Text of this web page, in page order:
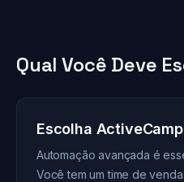
Qual Você Deve
Escolha
Automação avançada é
Você tem um time de